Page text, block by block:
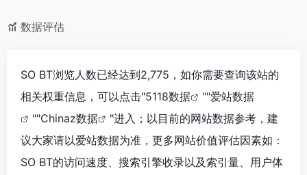
数据评估
SO BT浏览人数已经达到2,775，如你需要查询该站的
相关权重信息，可以点击"5118数据 ""爱站数据
""Chinaz数据
"进入；以目前的网站数据参考，建
议大家请以爱站数据为准，更多网站价值评估因素如：
SO BT的访问速度、搜索引擎收录以及索引量、用户体